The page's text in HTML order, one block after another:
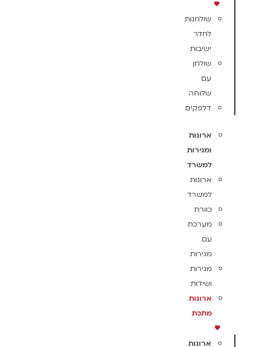
שולחנות
לחדר
ישיבות
שולחן
עם
שלוחה
דלפקים
ארונות
ומגירות
למשרד
ארונות
למשרד
כוורת
מערכת
עם
מגירות
מגירות
ושידות
ארונות
מתכת
ארונות